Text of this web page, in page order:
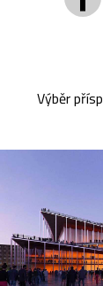
Výběr